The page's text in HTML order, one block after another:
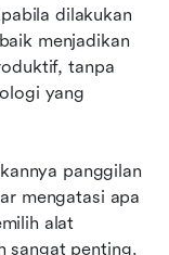
dilakukan
menjadikan
tanpa
yang
panggilan
mengatasi apa
alat
sangat penting.
berfungsi
dan cara